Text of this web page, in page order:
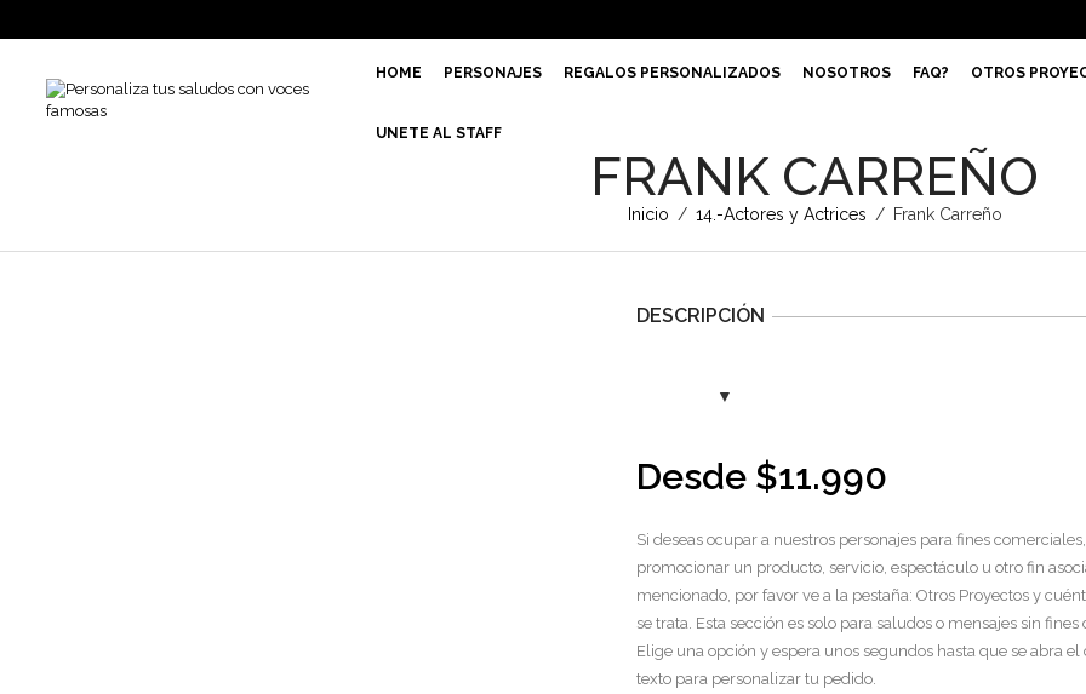
HOME PERSONAJES REGALOS PERSONALIZADOS NOSOTROS FAQ? OTROS
UNETE AL STAFF
FRANK CARREÑO
Inicio / 14.-Actores y Actrices / Frank Carreño
DESCRIPCIÓN
Desde $11.990
Si deseas ocupar a nuestros personajes para fines
promocionar un producto, servicio, espectáculo u otro fin
mencionado, por favor ve a la pestaña: Otros Proyectos y
se trata. Esta sección es solo para saludos o mensajes sin fines
Elige una opción y espera unos segundos hasta que se abra el
texto para personalizar tu pedido.